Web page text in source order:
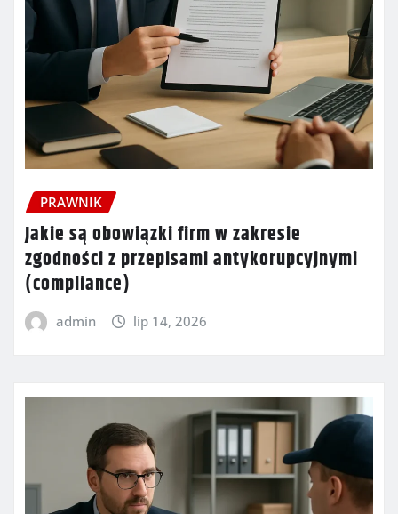
PRAWNIK
Jakie są obowiązki firm w zakresie
zgodności z przepisami antykorupcyjnymi
(compliance)
admin lip 14, 2026